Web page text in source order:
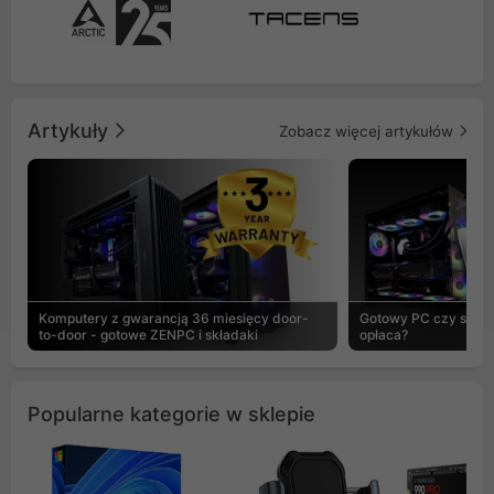
Artykuły Zobacz więcej artykułów
Komputery z gwarancją 36 miesięcy door-
to-door - gotowe ZENPC i składaki
Gotowy PC czy
opłaca?
Popularne kategorie w sklepie